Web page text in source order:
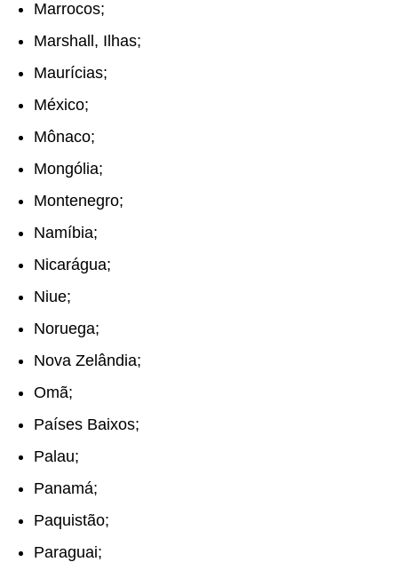
Marrocos;
Marshall, Ilhas;
Maurícias;
México;
Mônaco;
Mongólia;
Montenegro;
Namíbia;
Nicarágua;
Niue;
Noruega;
Nova Zelândia;
Omã;
Países Baixos;
Palau;
Panamá;
Paquistão;
Paraguai;